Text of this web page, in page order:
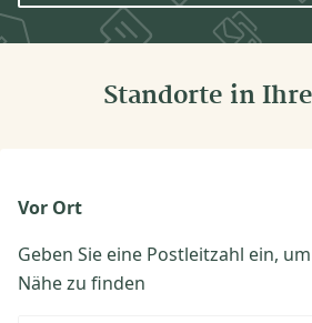
Standorte in
Vor Ort
Geben Sie eine Postleitzahl ein,
Nähe zu finden